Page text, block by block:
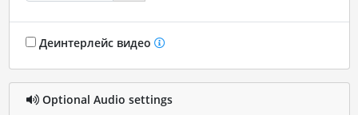
Деинтерлейс видео
Optional Audio settings